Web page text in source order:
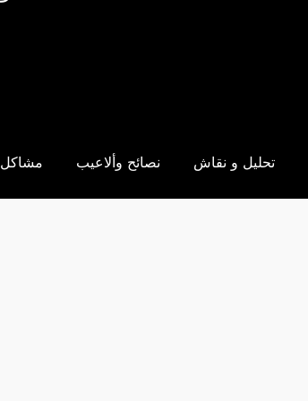
تحليل و نقاش نصائح وألاعيب